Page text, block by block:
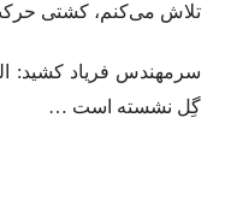
تلاش می‌کنم، کشتی
سرمهندس فریاد کشید:
گِل نشسته است …